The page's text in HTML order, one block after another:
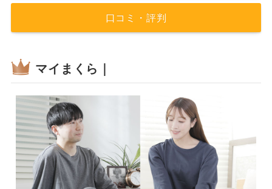
口コミ・評判
マイまくら｜